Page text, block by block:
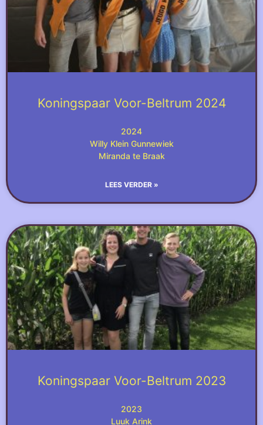
Koningspaar Voor-Beltrum 2024
2024
Willy Klein Gunnewiek
Miranda te Braak
LEES VERDER »
Koningspaar Voor-Beltrum 2023
2023
Luuk Arink